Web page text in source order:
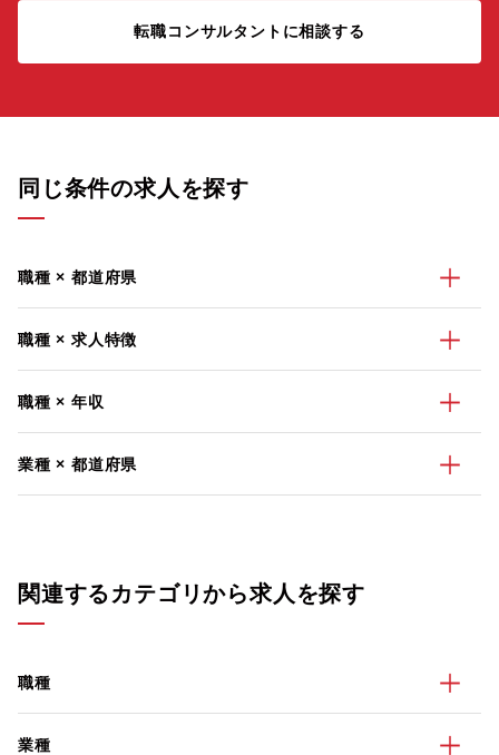
転職コンサルタントに相談する
同じ条件の求人を探す
職種 × 都道府県
職種 × 求人特徴
職種 × 年収
業種 × 都道府県
関連するカテゴリから求人を探す
職種
業種